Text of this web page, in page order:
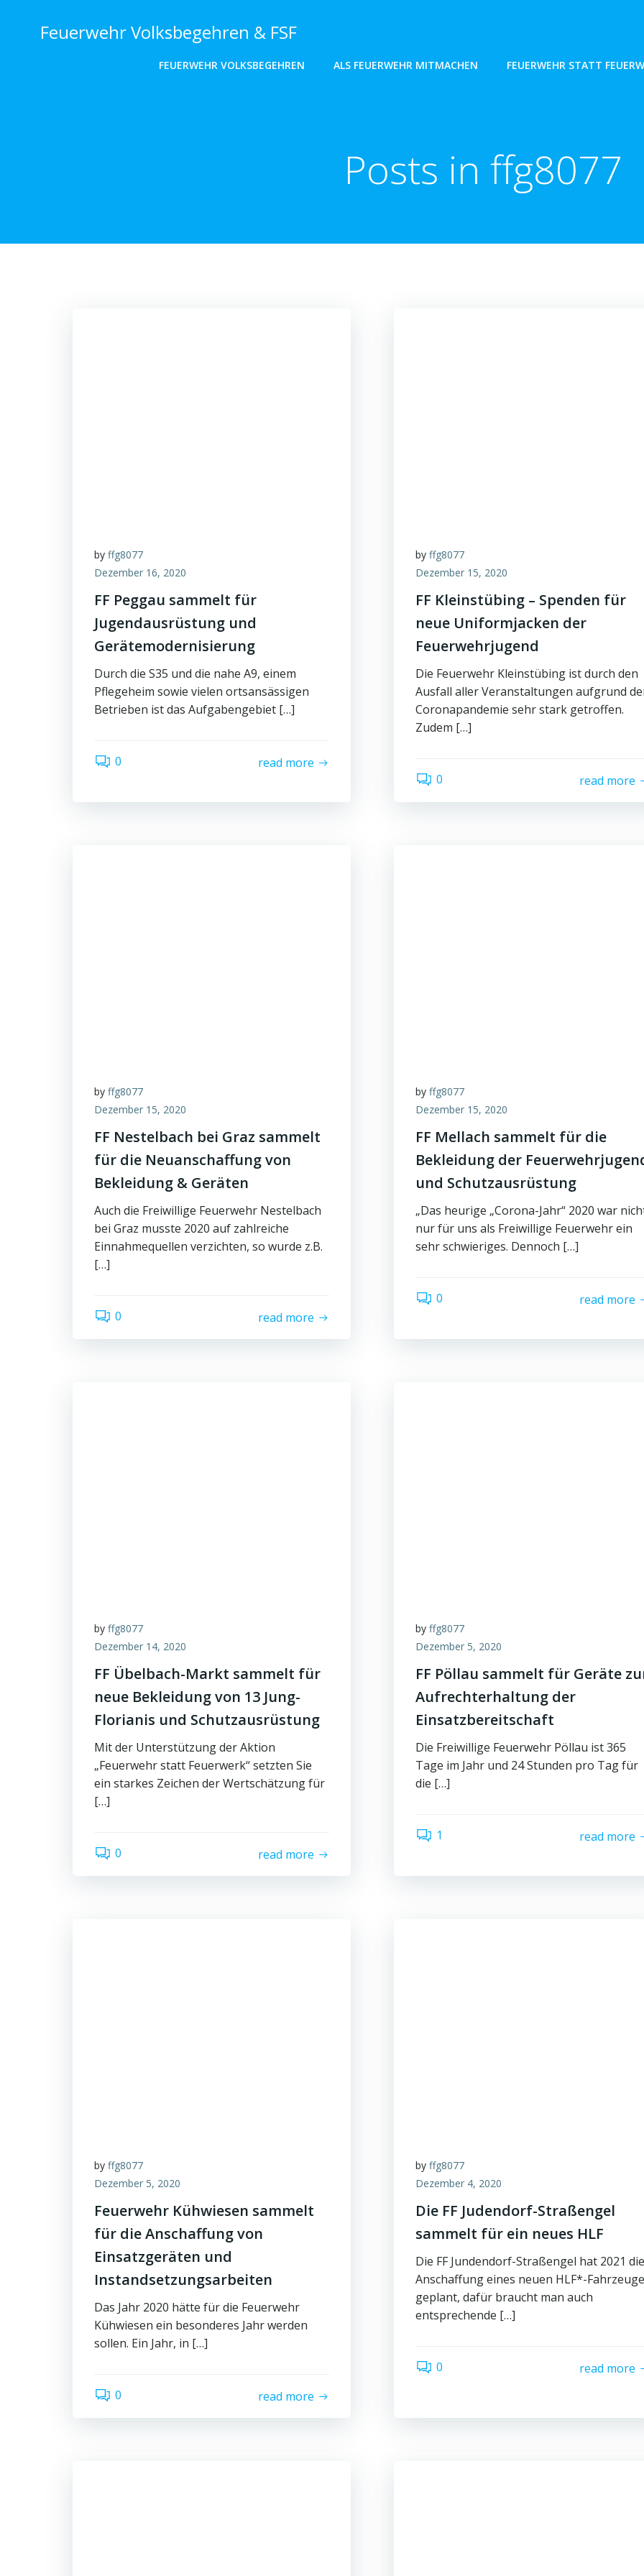
springenFeuerwehr Volksbegehren & FSF
FEUERWEHR VOLKSBEGEHREN ALS FEUERWEHR MITMACHEN FEUERWEHR STATT
Posts in ffg8077
by ffg8077
Dezember 16, 2020
FF Peggau sammelt für
Jugendausrüstung und
Gerätemodernisierung
Durch die S35 und die nahe A9, einem
Pflegeheim sowie vielen ortsansässigen
Betrieben ist das Aufgabengebiet […]
0 read more
by ffg8077
Dezember 15, 2020
FF Kleinstübing – Spenden für
neue Uniformjacken der
Feuerwehrjugend
Die Feuerwehr Kleinstübing ist durch den
Ausfall aller Veranstaltungen aufgrund
Coronapandemie sehr stark getroffen.
Zudem […]
0 read more
by ffg8077
Dezember 15, 2020
FF Nestelbach bei Graz sammelt
für die Neuanschaffung von
Bekleidung & Geräten
Auch die Freiwillige Feuerwehr Nestelbach
bei Graz musste 2020 auf zahlreiche
Einnahmequellen verzichten, so wurde z.B.
[…]
0 read more
by ffg8077
Dezember 15, 2020
FF Mellach sammelt für die
Bekleidung der
und Schutzausrüstung
„Das heurige „Corona-Jahr“ 2020 war
nur für uns als Freiwillige Feuerwehr ein
sehr schwieriges. Dennoch […]
0 read more
by ffg8077
Dezember 14, 2020
FF Übelbach-Markt sammelt für
neue Bekleidung von 13 Jung-
Florianis und Schutzausrüstung
Mit der Unterstützung der Aktion
„Feuerwehr statt Feuerwerk“ setzten Sie
ein starkes Zeichen der Wertschätzung für
[…]
0 read more
by ffg8077
Dezember 5, 2020
FF Pöllau sammelt für Geräte
Aufrechterhaltung der
Einsatzbereitschaft
Die Freiwillige Feuerwehr Pöllau ist 365
Tage im Jahr und 24 Stunden pro Tag für
die […]
1 read more
by ffg8077
Dezember 5, 2020
Feuerwehr Kühwiesen sammelt
für die Anschaffung von
Einsatzgeräten und
Instandsetzungsarbeiten
Das Jahr 2020 hätte für die Feuerwehr
Kühwiesen ein besonderes Jahr werden
sollen. Ein Jahr, in […]
0 read more
by ffg8077
Dezember 4, 2020
Die FF Judendorf-Straßengel
sammelt für ein neues HLF
Die FF Jundendorf-Straßengel hat 2021 die
Anschaffung eines neuen HLF*-
geplant, dafür braucht man auch
entsprechende […]
0 read more